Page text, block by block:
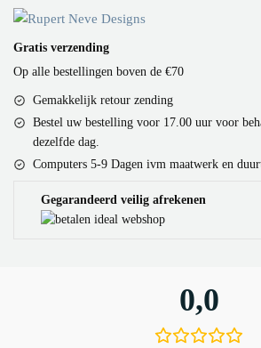
Gratis verzending
Op alle bestellingen boven de €70
Gemakkelijk retour zending
Bestel uw bestelling voor 17.00 uur voor
dezelfde dag.
Computers 5-9 Dagen ivm maatwerk en
Gegarandeerd veilig afrekenen
0,0